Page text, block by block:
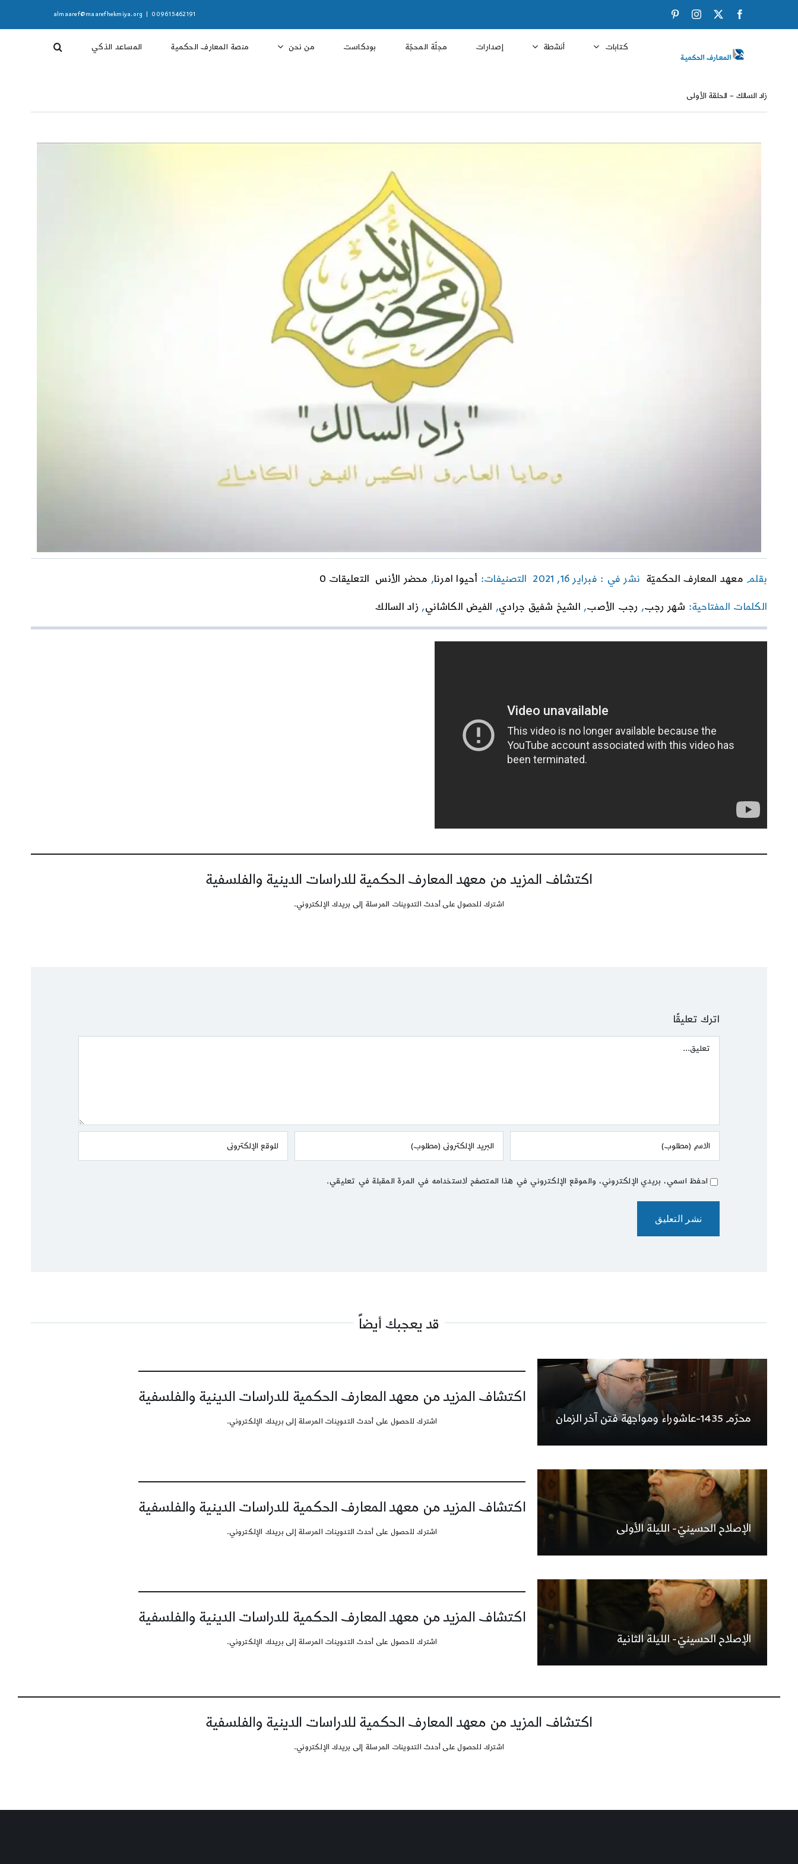
Facebook
X
Instagram
009615462191
almaaref@maarefhekmiya.org
كتابات أنشطة إصدارات مجلّة المحجّة بودكاست من نحن منصة المعارف الحكمية المساعد الذكي
زاد السالك – الحلقة الأولى
بقلم معهد المعارف الحكميّة نشر في : فبراير 16, 2021 التصنيفات: أحيوا امرنا, محضر الأنس التعليقات 0
الحلقة
الكلمات المفتاحية: شهر رجب, رجب الأصب, الشيخ شفيق جرادي, الفيض الكاشاني, زاد السالك
اكتشاف المزيد من معهد المعارف الحكمية للدراسات الدينية والفلسفية
اشترك للحصول على أحدث التدوينات المرسلة إلى بريدك الإلكتروني.
اترك تعليقًا
Comment
احفظ اسمي، بريدي الإلكتروني، والموقع الإلكتروني في هذا المتصفح لاستخدامه في المرة المقبلة في تعليقي.
قد يعجبك أيضاً
محرّم 1435-عاشوراء ومواجهة فتن آخر الزمان
اكتشاف المزيد من معهد المعارف الحكمية للدراسات الدينية والفلسفية
اشترك للحصول على أحدث التدوينات المرسلة إلى بريدك الإلكتروني.
الإصلاح الحسينيّ- الليلة الأولى
اكتشاف المزيد من معهد المعارف الحكمية للدراسات الدينية والفلسفية
اشترك للحصول على أحدث التدوينات المرسلة إلى بريدك الإلكتروني.
الإصلاح الحسينيّ- الليلة الثانية
اكتشاف المزيد من معهد المعارف الحكمية للدراسات الدينية والفلسفية
اشترك للحصول على أحدث التدوينات المرسلة إلى بريدك الإلكتروني.
اكتشاف المزيد من معهد المعارف الحكمية للدراسات الدينية والفلسفية
اشترك للحصول على أحدث التدوينات المرسلة إلى بريدك الإلكتروني.